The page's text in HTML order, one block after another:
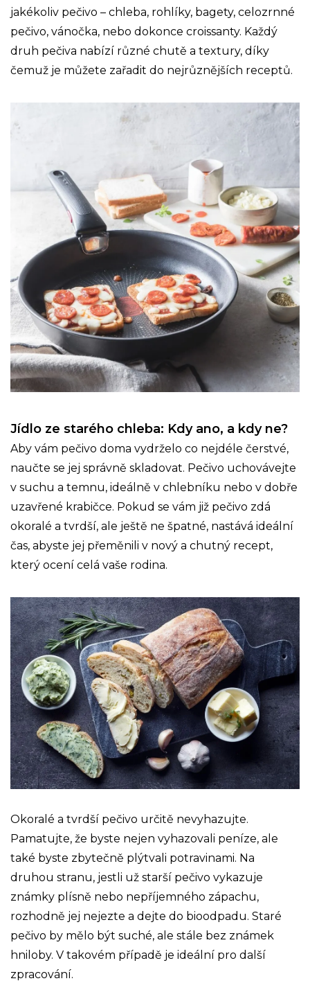
jakékoliv pečivo – chleba, rohlíky, bagety, celozrnné
pečivo, vánočka, nebo dokonce croissanty. Každý
druh pečiva nabízí různé chutě a textury, díky
čemuž je můžete zařadit do nejrůznějších receptů.
Jídlo ze starého chleba: Kdy ano, a kdy ne?
Aby vám pečivo doma vydrželo co nejdéle čerstvé,
naučte se jej správně skladovat. Pečivo uchovávejte
v suchu a temnu, ideálně v chlebníku nebo v dobře
uzavřené krabičce. Pokud se vám již pečivo zdá
okoralé a tvrdší, ale ještě ne špatné, nastává ideální
čas, abyste jej přeměnili v nový a chutný recept,
který ocení celá vaše rodina.
Okoralé a tvrdší pečivo určitě nevyhazujte.
Pamatujte, že byste nejen vyhazovali peníze, ale
také byste zbytečně plýtvali potravinami. Na
druhou stranu, jestli už starší pečivo vykazuje
známky plísně nebo nepříjemného zápachu,
rozhodně jej nejezte a dejte do bioodpadu. Staré
pečivo by mělo být suché, ale stále bez známek
hniloby. V takovém případě je ideální pro další
zpracování.